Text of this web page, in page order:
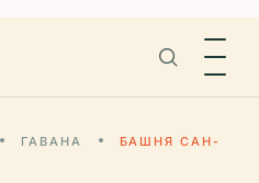
ГАВАНА
БАШНЯ САН-